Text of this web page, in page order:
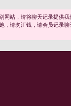
网站，请将聊天记录提供我
，请勿汇钱，请会员记录